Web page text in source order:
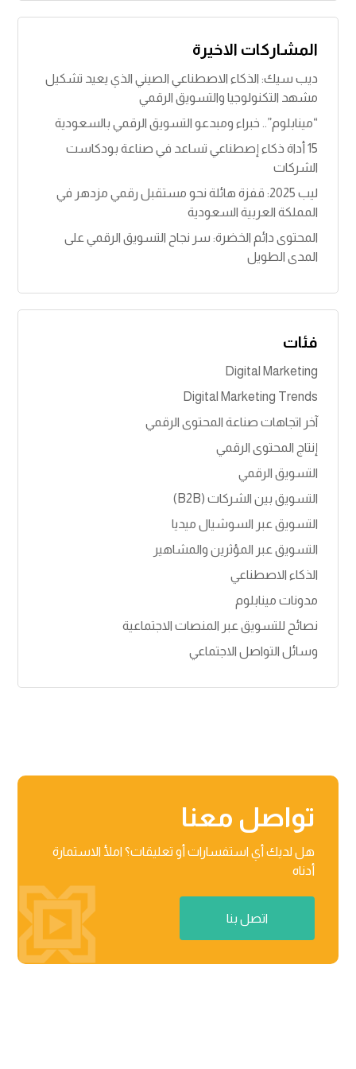
c
e
b
o
o
k
k
e
dI
n
المشاركات الاخيرة
ديب سيك: الذكاء الاصطناعي الصيني الذي يعيد تشكيل
مشهد التكنولوجيا والتسويق الرقمي
“مينابلوم”.. خبراء ومبدعو التسويق الرقمي بالسعودية
15 أداة ذكاء إصطناعي تساعد في صناعة بودكاست
الشركات
ليب 2025: قفزة هائلة نحو مستقبل رقمي مزدهر في
المملكة العربية السعودية
المحتوى دائم الخضرة: سر نجاح التسويق الرقمي على
المدى الطويل
فئات
Digital Marketing
Digital Marketing Trends
آخر اتجاهات صناعة المحتوى الرقمي
إنتاج المحتوى الرقمي
التسويق الرقمي
التسويق بين الشركات (B2B)
التسويق عبر السوشيال ميديا
التسويق عبر المؤثرين والمشاهير
الذكاء الاصطناعي
مدونات مينابلوم
نصائح للتسويق عبر المنصات الاجتماعية
وسائل التواصل الاجتماعي
اتصل بنا
تواصل معنا
هل لديك أي استفسارات أو تعليقات؟ املأ الاستمارة
أدناه